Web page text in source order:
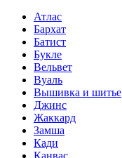
Атлас
Бархат
Батист
Букле
Вельвет
Вуаль
Вышивка и шитье
Джинс
Жаккард
Замша
Кади